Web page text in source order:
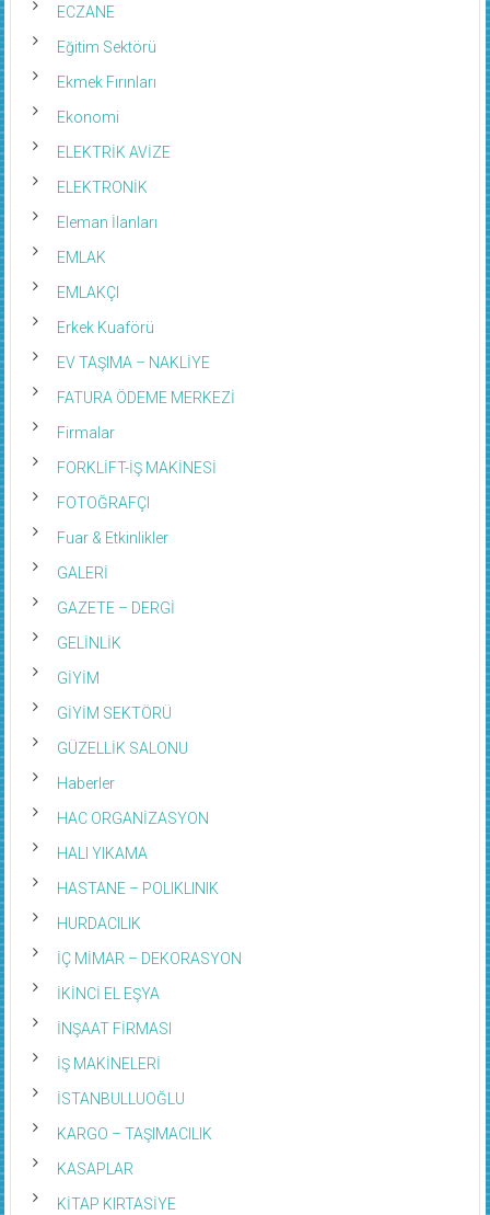
ECZANE
Eğitim Sektörü
Ekmek Fırınları
Ekonomi
ELEKTRİK AVİZE
ELEKTRONİK
Eleman İlanları
EMLAK
EMLAKÇI
Erkek Kuaförü
EV TAŞIMA – NAKLİYE
FATURA ÖDEME MERKEZİ
Firmalar
FORKLİFT-İŞ MAKİNESİ
FOTOĞRAFÇI
Fuar & Etkinlikler
GALERİ
GAZETE – DERGİ
GELİNLİK
GİYİM
GİYİM SEKTÖRÜ
GÜZELLİK SALONU
Haberler
HAC ORGANİZASYON
HALI YIKAMA
HASTANE – POLIKLINIK
HURDACILIK
İÇ MİMAR – DEKORASYON
İKİNCİ EL EŞYA
İNŞAAT FİRMASI
İŞ MAKİNELERİ
İSTANBULLUOĞLU
KARGO – TAŞIMACILIK
KASAPLAR
KİTAP KIRTASİYE